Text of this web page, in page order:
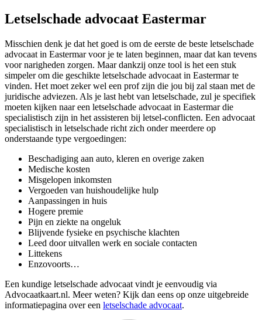
Letselschade advocaat Eastermar
Misschien denk je dat het goed is om de eerste de beste letselschade
advocaat in Eastermar voor je te laten beginnen, maar dat kan tevens
voor narigheden zorgen. Maar dankzij onze tool is het een stuk
simpeler om die geschikte letselschade advocaat in Eastermar te
vinden. Het moet zeker wel een prof zijn die jou bij zal staan met de
juridische adviezen. Als je last hebt van letselschade, zul je specifiek
moeten kijken naar een letselschade advocaat in Eastermar die
specialistisch zijn in het assisteren bij letsel-conflicten. Een advocaat
specialistisch in letselschade richt zich onder meerdere op
onderstaande type vergoedingen:
Beschadiging aan auto, kleren en overige zaken
Medische kosten
Misgelopen inkomsten
Vergoeden van huishoudelijke hulp
Aanpassingen in huis
Hogere premie
Pijn en ziekte na ongeluk
Blijvende fysieke en psychische klachten
Leed door uitvallen werk en sociale contacten
Littekens
Enzovoorts…
Een kundige letselschade advocaat vindt je eenvoudig via
Advocaatkaart.nl. Meer weten? Kijk dan eens op onze uitgebreide
informatiepagina over een letselschade advocaat.